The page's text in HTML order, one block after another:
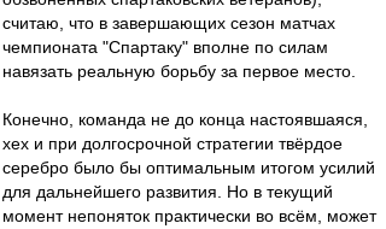
считаю, что в завершающих сезон матчах
чемпионата "Спартаку" вполне по силам
навязать реальную борьбу за первое место.
Конечно, команда не до конца настоявшаяся,
хех и при долгосрочной стратегии твёрдое
серебро было бы оптимальным итогом усилий
для дальнейшего развития. Но в текущий
момент непоняток практически во всём, может